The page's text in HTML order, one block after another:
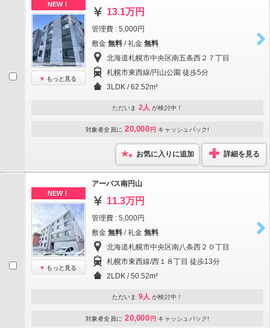
NEW！
もっと見る
13.1万円
管理費 : 5,000円
敷金 無料 / 礼金 無料
北海道札幌市中央区南五条西２７丁目
札幌市東西線/円山公園 徒歩5分
3LDK / 62.52m²
ただいま 2人 が検討中！
対象者全員に 20,000 円 キャッシュバック!
お気に入りに追加 詳細を見る
NEW！
もっと見る
アーバス南円山
11.3万円
管理費 : 5,000円
敷金 無料 / 礼金 無料
北海道札幌市中央区南八条西２０丁目
札幌市東西線/西１８丁目 徒歩13分
2LDK / 50.52m²
ただいま 9人 が検討中！
対象者全員に 20,000 円 キャッシュバック!